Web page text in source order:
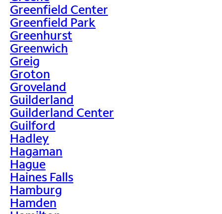
Greenfield Center
Greenfield Park
Greenhurst
Greenwich
Greig
Groton
Groveland
Guilderland
Guilderland Center
Guilford
Hadley
Hagaman
Hague
Haines Falls
Hamburg
Hamden